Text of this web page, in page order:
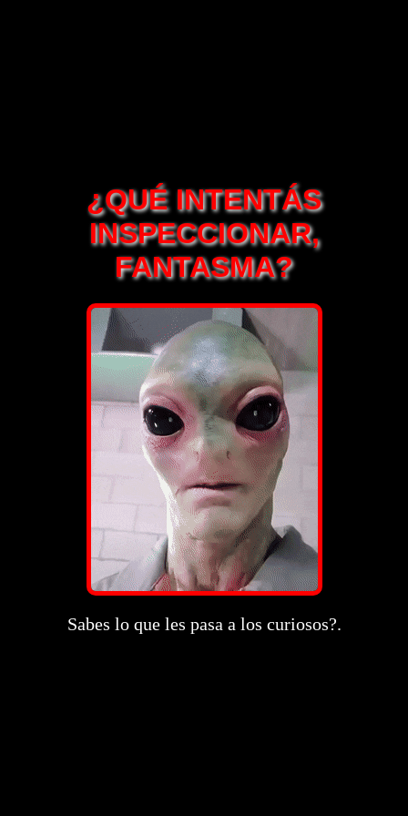
¿QUÉ INTENTÁS
INSPECCIONAR,
FANTASMA?
Sabes lo que les pasa a los curiosos?.